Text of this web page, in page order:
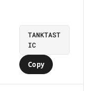
TANKTAST
IC
Copy